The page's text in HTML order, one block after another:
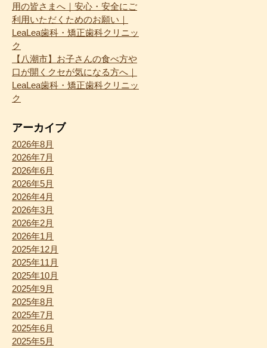
用の皆さまへ｜安心・安全にご
利用いただくためのお願い｜
LeaLea歯科・矯正歯科クリニッ
ク
【八潮市】お子さんの食べ方や
口が開くクセが気になる方へ｜
LeaLea歯科・矯正歯科クリニッ
ク
アーカイブ
2026年8月
2026年7月
2026年6月
2026年5月
2026年4月
2026年3月
2026年2月
2026年1月
2025年12月
2025年11月
2025年10月
2025年9月
2025年8月
2025年7月
2025年6月
2025年5月